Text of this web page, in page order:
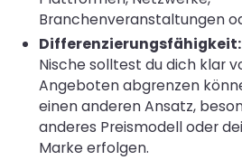
Branchenveranstaltungen
Differenzierungsfähigkeit:
Nische solltest du dich klar
Angeboten abgrenzen
einen anderen Ansatz,
anderes Preismodell oder
Marke erfolgen.